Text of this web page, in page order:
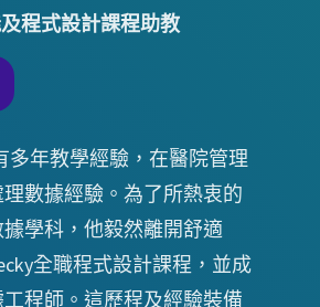
程式設計課程助教
多年教學經驗，在醫院管理
數據經驗。為了所熱衷的
學科，他毅然離開舒適
全職程式設計課程，並成
程師。這歷程及經驗裝備